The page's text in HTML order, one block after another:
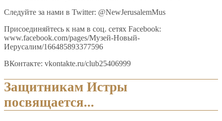
Следуйте за нами в Twitter: @NewJerusalemMus
Присоединяйтесь к нам в соц. сетях Facebook:
www.facebook.com/pages/Музей-Новый-
Иерусалим/166485893377596
ВКонтакте: vkontakte.ru/club25406999
Защитникам Истры
посвящается...